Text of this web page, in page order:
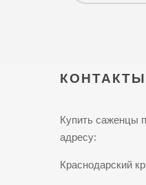
КОНТАКТЫ
Купить саженцы
адресу:
Краснодарский